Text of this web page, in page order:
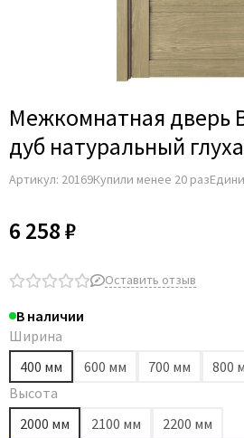
Межкомнатная дверь
дуб натуральный
Артикул: 20169Купили менее 20 раз
6 258 ₽
Оставить отзыв
В наличии
Ширина
400 мм
600 мм 700 мм 800
Высота
2000 мм
2100 мм 2200 мм